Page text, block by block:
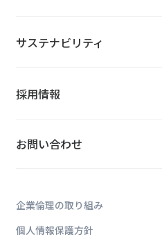
サステナビリティ
採用情報
お問い合わせ
企業倫理の取り組み
個人情報保護方針